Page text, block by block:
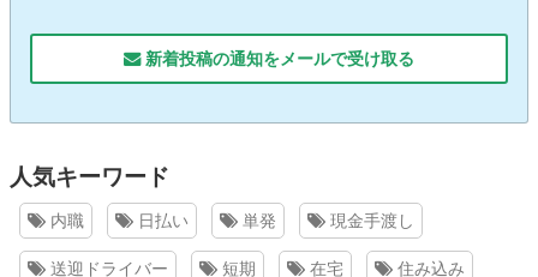
新着投稿の通知をメールで受け取る
人気キーワード
内職 日払い 単発 現金手渡し
送迎ドライバー 短期 在宅 住み込み